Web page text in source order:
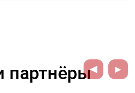
партнёры